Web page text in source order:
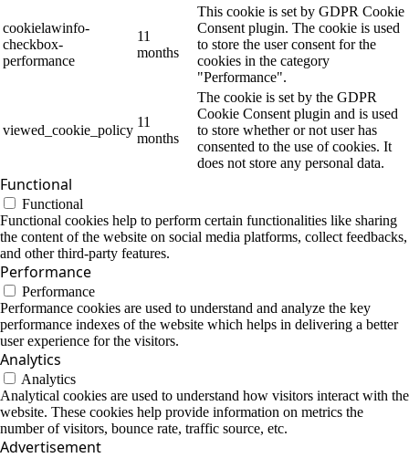
cookielawinfo-
checkbox-
performance
11
months
This cookie is set by GDPR Cookie
Consent plugin. The cookie is used
to store the user consent for the
cookies in the category
"Performance".
viewed_cookie_policy
11
months
The cookie is set by the GDPR
Cookie Consent plugin and is used
to store whether or not user has
consented to the use of cookies. It
does not store any personal data.
Functional
Functional
Functional cookies help to perform certain functionalities like sharing
the content of the website on social media platforms, collect feedbacks,
and other third-party features.
Performance
Performance
Performance cookies are used to understand and analyze the key
performance indexes of the website which helps in delivering a better
user experience for the visitors.
Analytics
Analytics
Analytical cookies are used to understand how visitors interact with the
website. These cookies help provide information on metrics the
number of visitors, bounce rate, traffic source, etc.
Advertisement